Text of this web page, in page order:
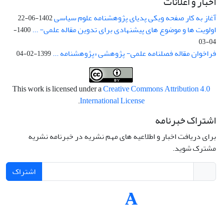
آغاز به کار صفحه ویکی پدیای پژوهشنامه علوم سیاسی1402-06-22
اولویت ها و موضوع های پیشنهادی برای تدوین مقاله علمی- ...
1400-
04-03
فراخوان مقاله فصلنامه علمی- پژوهشی «پژوهشنامه ...1399-02-04
This work is licensed under aCreative Commons Attribution 4.0
International License
.
اشتراک خبرنامه
برای دریافت اخبار و اطلاعیه های مهم نشریه در خبرنامه نشریه
مشترک شوید.
اشتراک